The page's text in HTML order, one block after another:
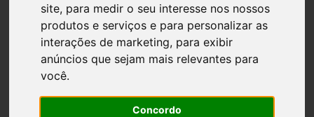
site, para medir o seu interesse nos nossos
produtos e serviços e para personalizar as
interações de marketing, para exibir
anúncios que sejam mais relevantes para
você.
Concordo